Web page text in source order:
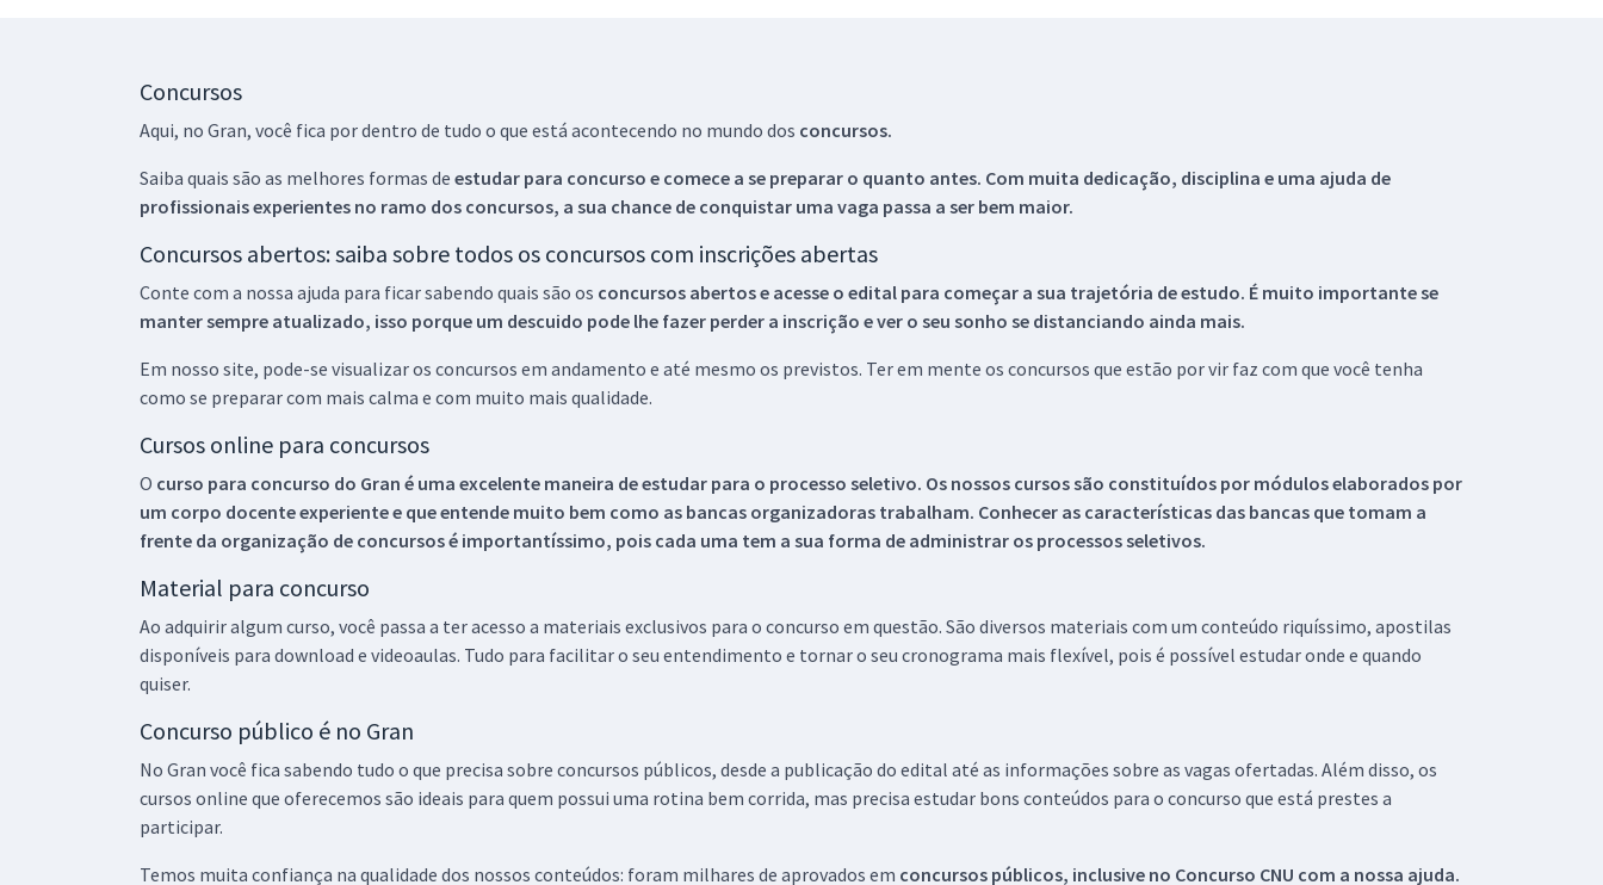
Concursos
Aqui, no Gran, você fica por dentro de tudo o que está acontecendo no mundo dos concursos.
Saiba quais são as melhores formas de estudar para concurso e comece a se preparar o quanto antes. Com muita dedicação, disciplina e uma ajuda de
profissionais experientes no ramo dos concursos, a sua chance de conquistar uma vaga passa a ser bem maior.
Concursos abertos: saiba sobre todos os concursos com inscrições abertas
Conte com a nossa ajuda para ficar sabendo quais são os concursos abertos e acesse o edital para começar a sua trajetória de estudo. É muito importante se
manter sempre atualizado, isso porque um descuido pode lhe fazer perder a inscrição e ver o seu sonho se distanciando ainda mais.
Em nosso site, pode-se visualizar os concursos em andamento e até mesmo os previstos. Ter em mente os concursos que estão por vir faz com que você tenha
como se preparar com mais calma e com muito mais qualidade.
Cursos online para concursos
O curso para concurso do Gran é uma excelente maneira de estudar para o processo seletivo. Os nossos cursos são constituídos por módulos elaborados por
um corpo docente experiente e que entende muito bem como as bancas organizadoras trabalham. Conhecer as características das bancas que tomam a
frente da organização de concursos é importantíssimo, pois cada uma tem a sua forma de administrar os processos seletivos.
Material para concurso
Ao adquirir algum curso, você passa a ter acesso a materiais exclusivos para o concurso em questão. São diversos materiais com um conteúdo riquíssimo, apostilas
disponíveis para download e videoaulas. Tudo para facilitar o seu entendimento e tornar o seu cronograma mais flexível, pois é possível estudar onde e quando
quiser.
Concurso público é no Gran
No Gran você fica sabendo tudo o que precisa sobre concursos públicos, desde a publicação do edital até as informações sobre as vagas ofertadas. Além disso, os
cursos online que oferecemos são ideais para quem possui uma rotina bem corrida, mas precisa estudar bons conteúdos para o concurso que está prestes a
participar.
Temos muita confiança na qualidade dos nossos conteúdos: foram milhares de aprovados em concursos públicos, inclusive no Concurso CNU com a nossa ajuda.